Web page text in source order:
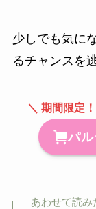
少しでも気に
るチャンスを
＼ 期間限定
パ
あわせて読み